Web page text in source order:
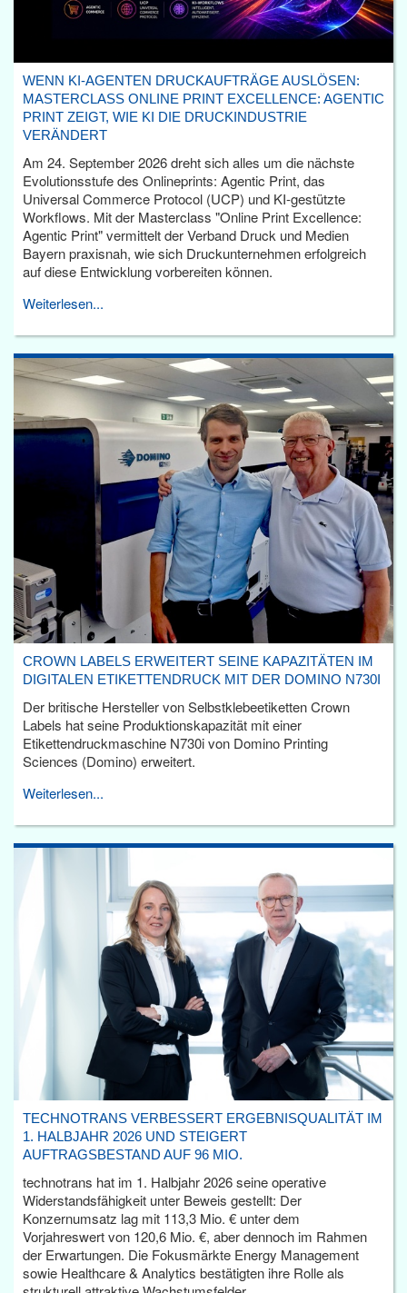
WENN KI-AGENTEN DRUCKAUFTRÄGE AUSLÖSEN:
MASTERCLASS ONLINE PRINT EXCELLENCE: AGENTIC
PRINT ZEIGT, WIE KI DIE DRUCKINDUSTRIE
VERÄNDERT
Am 24. September 2026 dreht sich alles um die nächste
Evolutionsstufe des Onlineprints: Agentic Print, das
Universal Commerce Protocol (UCP) und KI-gestützte
Workflows. Mit der Masterclass "Online Print Excellence:
Agentic Print" vermittelt der Verband Druck und Medien
Bayern praxisnah, wie sich Druckunternehmen erfolgreich
auf diese Entwicklung vorbereiten können.
Weiterlesen...
CROWN LABELS ERWEITERT SEINE KAPAZITÄTEN IM
DIGITALEN ETIKETTENDRUCK MIT DER DOMINO N730I
Der britische Hersteller von Selbstklebeetiketten Crown
Labels hat seine Produktionskapazität mit einer
Etikettendruckmaschine N730i von Domino Printing
Sciences (Domino) erweitert.
Weiterlesen...
TECHNOTRANS VERBESSERT ERGEBNISQUALITÄT IM
1. HALBJAHR 2026 UND STEIGERT
AUFTRAGSBESTAND AUF 96 MIO.
technotrans hat im 1. Halbjahr 2026 seine operative
Widerstandsfähigkeit unter Beweis gestellt: Der
Konzernumsatz lag mit 113,3 Mio. € unter dem
Vorjahreswert von 120,6 Mio. €, aber dennoch im Rahmen
der Erwartungen. Die Fokusmärkte Energy Management
sowie Healthcare & Analytics bestätigten ihre Rolle als